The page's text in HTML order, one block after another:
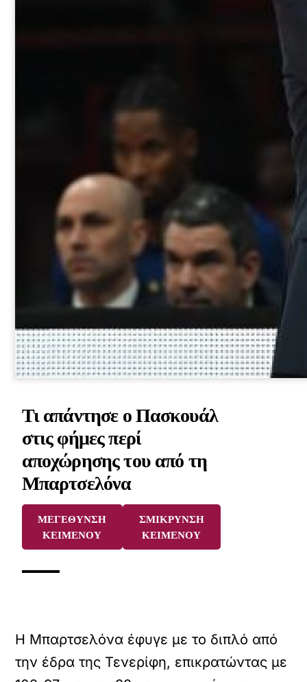
Τι απάντησε ο Πασκουάλ
στις φήμες περί
αποχώρησης του από τη
Μπαρτσελόνα
ΜΕΓΕΘΥΝΣΗ
ΚΕΙΜΕΝΟΥ
ΣΜΙΚΡΥΝΣΗ
ΚΕΙΜΕΝΟΥ
Η Μπαρτσελόνα έφυγε με το διπλό από
την έδρα της Τενερίφη, επικρατώντας με